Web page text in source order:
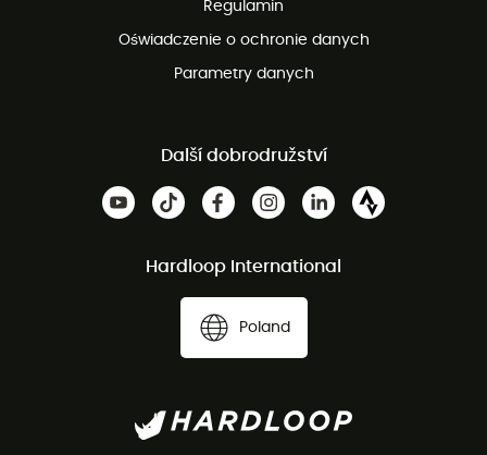
Regulamin
Oświadczenie o ochronie danych
Parametry danych
Další dobrodružství
Hardloop International
Poland